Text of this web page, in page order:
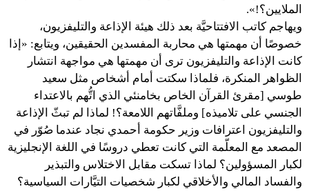
الملايين؟!».
ويهاجم كاتب الافتتاحيَّة بعد ذلك هيئة الإذاعة والتليفزيون،
خصوصًا أن مهمتها هي محاربة المفسدين الحقيقين، ويتابع: «إذا
كانت الإذاعة والتليفزيون ترى أن مهمتها هي مواجهة انتشار
الظواهر المنكرة، فلماذا سكتت أمام أشخاص مثل سعيد
طوسي [مقرئ القرآن الخاص بخامنئي الذي اتُّهم بالاعتداء
الجنسي على تلاميذه] وملفَّاتهم اللامعة؟! لماذا لم تبثّ الإذاعة
والتليفزيون اعترافات وزير حكومة أحمدي نجاد عندما صُوّر في
المصعد مع المعلّمة التي كانت تعطي دروسًا في اللغة الإنجليزية
لكبار المسؤولين؟ لماذا تسكت مقابل الاختلاس والتبذير
والفساد المالي والأخلاقي لكبار شخصيات التيَّارات السياسية؟